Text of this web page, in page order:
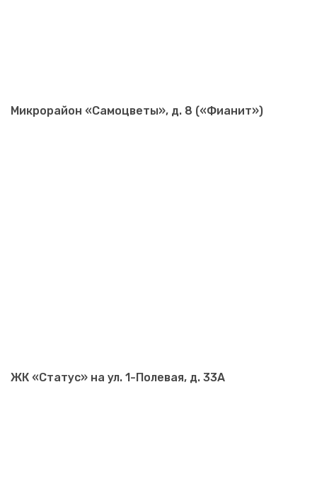
Микрорайон «Самоцветы», д. 8 («Фианит»)
ЖК «Статус» на ул. 1-Полевая, д. 33А